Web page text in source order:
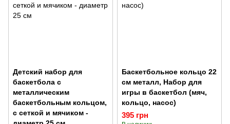
Детский набор для
баскетбола с
металлическим
баскетбольным кольцом,
с сеткой и мячиком -
Баскетбольное кольцо 22
см металл, Набор для
игры в баскетбол (мяч,
кольцо, насос)
395 грн